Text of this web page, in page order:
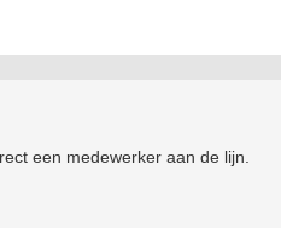
een medewerker aan de lijn.